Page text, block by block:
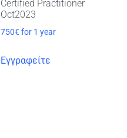
Certified Practitioner
Oct2023
750€ for 1 year
Εγγραφείτε